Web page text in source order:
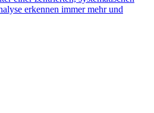
erkennen immer mehr und